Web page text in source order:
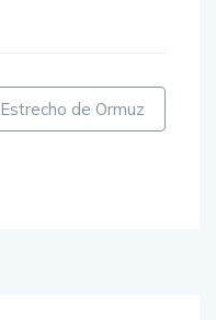
Estrecho de Ormuz